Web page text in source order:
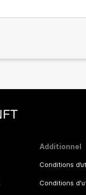
Additionnel
Conditions
Conditions